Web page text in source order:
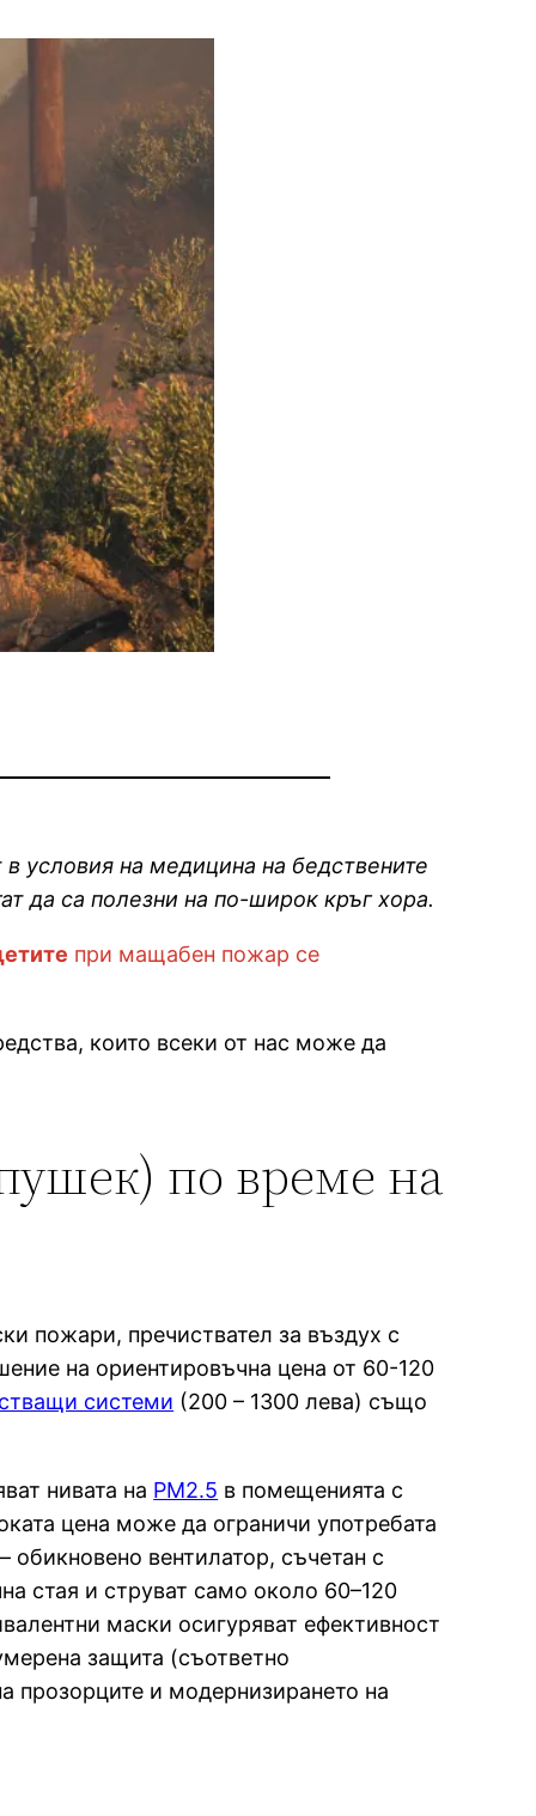
условия на медицина на бедствените
да са полезни на по-широк кръг хора.
при мащабен пожар се
които всеки от нас може да
по време на
пожари, пречиствател за въздух с
на ориентировъчна цена от 60-120
системи (200 – 1300 лева) също
нивата на PM2.5 в помещенията с
цена може да ограничи употребата
обикновено вентилатор, съчетан с
стая и струват само около 60–120
маски осигуряват ефективност
защита (съответно
прозорците и модернизирането на